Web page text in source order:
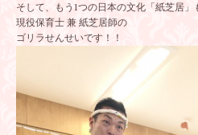
そして、もう1つの日本の文化「紙芝居
現役保育士 兼 紙芝居師の
ゴリラせんせいです！！